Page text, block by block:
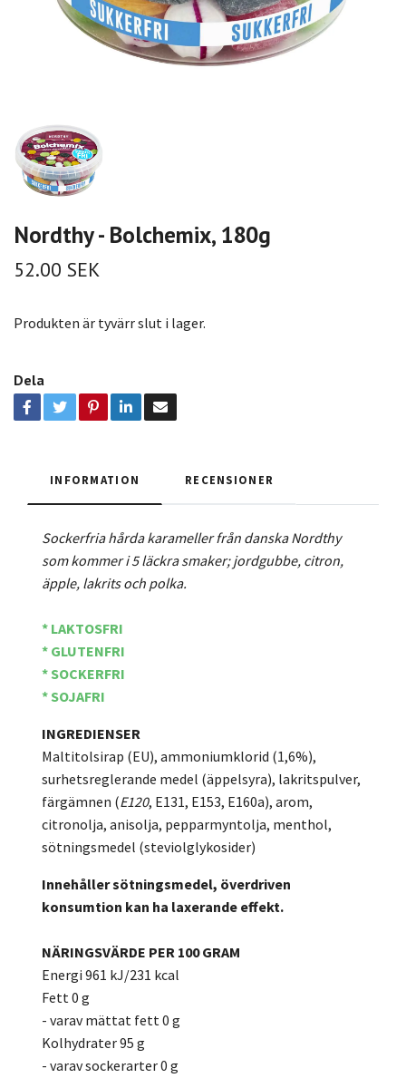
Nordthy - Bolchemix, 180g
52.00 SEK
Produkten är tyvärr slut i lager.
Dela
INFORMATION RECENSIONER
Sockerfria hårda karameller från danska Nordthy
som kommer i 5 läckra smaker; jordgubbe, citron,
äpple, lakrits och polka.
* LAKTOSFRI
* GLUTENFRI
* SOCKERFRI
* SOJAFRI
INGREDIENSER
Maltitolsirap (EU), ammoniumklorid (1,6%),
surhetsreglerande medel (äppelsyra), lakritspulver,
färgämnen (E120, E131, E153, E160a), arom,
citronolja, anisolja, pepparmyntolja, menthol,
sötningsmedel (steviolglykosider)
Innehåller sötningsmedel, överdriven
konsumtion kan ha laxerande effekt.
NÄRINGSVÄRDE PER 100 GRAM
Energi 961 kJ/231 kcal
Fett 0 g
- varav mättat fett 0 g
Kolhydrater 95 g
- varav sockerarter 0 g